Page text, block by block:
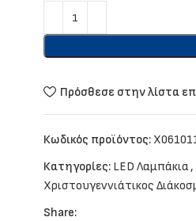
Πρόσθεσε στην λίστα
Κωδικός προϊόντος:
Κατηγορίες: LED Λαμπάκια,
Χριστουγεννιάτικος
Share: